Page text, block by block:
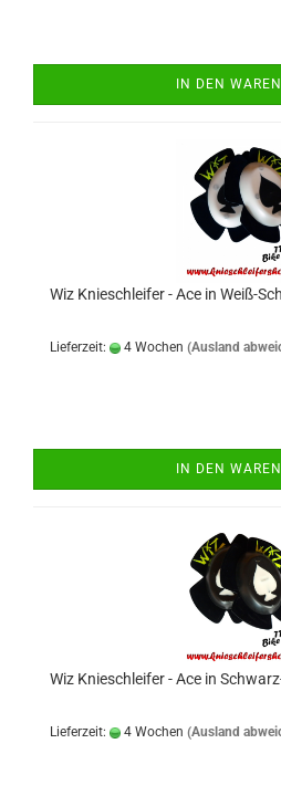
IN DEN
Wiz Knieschleifer - Ace in Weiß-
Lieferzeit: 4 Wochen (Ausland
IN DEN
Wiz Knieschleifer - Ace in
Lieferzeit: 4 Wochen (Ausland